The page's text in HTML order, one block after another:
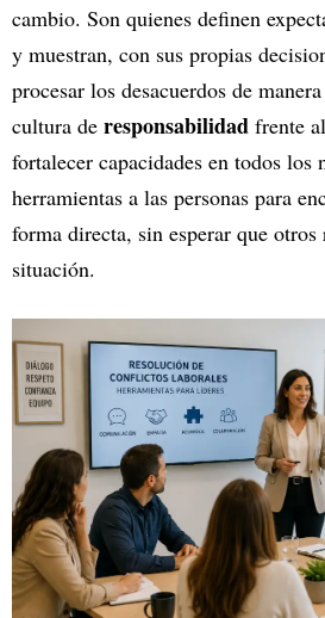
cambio. Son quienes definen
y muestran, con sus propias
procesar los desacuerdos de
cultura de responsabilidad frente
fortalecer capacidades en todos los
herramientas a las personas para
forma directa, sin esperar que otros
situación.